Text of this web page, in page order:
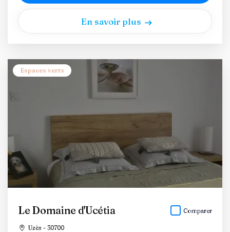
En savoir plus
Espaces verts
Le Domaine d'Ucétia
Uzès - 30700
Comparer